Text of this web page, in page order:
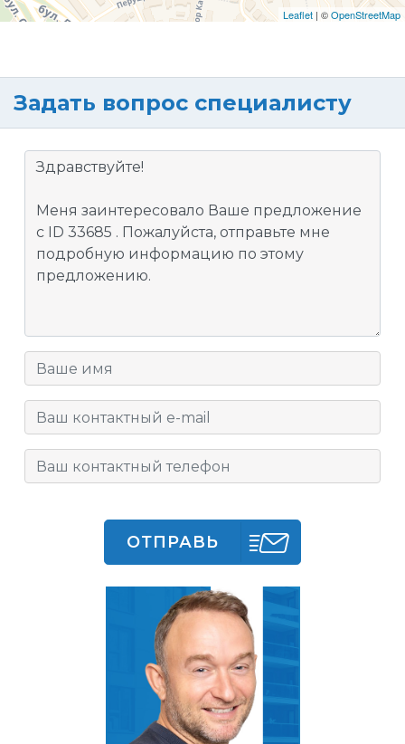
Leaflet | ©OpenStreetMap
Задать вопрос специалисту
ОТПРАВЬ